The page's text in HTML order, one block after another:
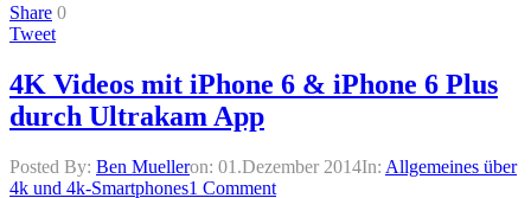
Share 0
Tweet
4K Videos mit iPhone 6 & iPhone 6 Plus
durch Ultrakam App
Posted By: Ben Muelleron: 01.Dezember 2014In: Allgemeines über
4k und 4k-Smartphones1 Comment